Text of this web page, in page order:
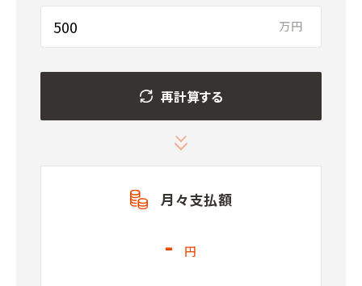
万円
再計算する
月々支払額
- 円